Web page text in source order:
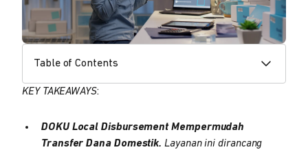
Table of Contents
KEY TAKEAWAYS:
DOKU Local Disbursement Mempermudah
Transfer Dana Domestik. Layanan ini dirancang